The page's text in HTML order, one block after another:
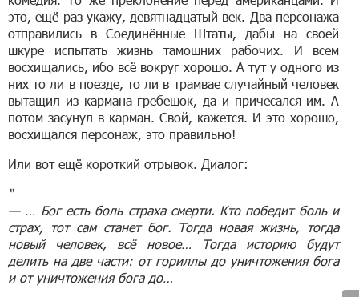
это, ещё раз укажу, девятнадцатый век. Два персонажа
отправились в Соединённые Штаты, дабы на своей
шкуре испытать жизнь тамошних рабочих. И всем
восхищались, ибо всё вокруг хорошо. А тут у одного из
них то ли в поезде, то ли в трамвае случайный человек
вытащил из кармана гребешок, да и причесался им. А
потом засунул в карман. Свой, кажется. И это хорошо,
восхищался персонаж, это правильно!
Или вот ещё короткий отрывок. Диалог:
“
— … Бог есть боль страха смерти. Кто победит боль и
страх, тот сам станет бог. Тогда новая жизнь, тогда
новый человек, всё новое… Тогда историю будут
делить на две части: от гориллы до уничтожения бога
и от уничтожения бога до…